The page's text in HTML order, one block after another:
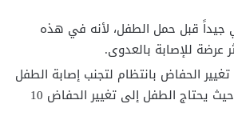
جيداً قبل حمل الطفل، لأنه في هذه
عرضة للإصابة بالعدوى.
الحفاض بانتظام لتجنب إصابة الطفل
بالطفح الجلدي، حيث يحتاج الطفل إلى تغيير الحفاض 10